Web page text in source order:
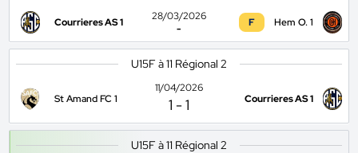
Courrieres AS 1
28/03/2026
-
F Hem O. 1
U15F à 11 Régional 2
St Amand FC 1
11/04/2026
1 -1 Courrieres AS 1
U15F à 11 Régional 2